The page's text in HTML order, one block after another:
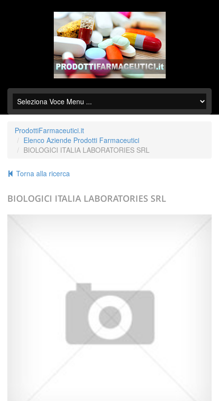
ProdottiFarmaceutici.it
Elenco Aziende Prodotti Farmaceutici
BIOLOGICI ITALIA LABORATORIES SRL
Torna alla ricerca
BIOLOGICI ITALIA LABORATORIES SRL